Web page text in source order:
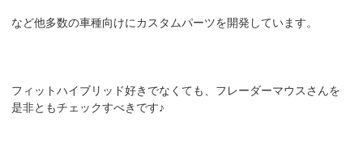
など他多数の車種向けにカスタムパーツを開発しています。
フィットハイブリッド好きでなくても、フレーダーマウスさんを
是非ともチェックすべきです♪